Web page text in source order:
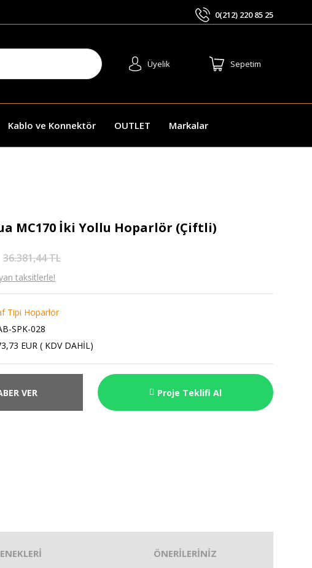
0(212) 220 85 25
Üyelik Sepetim
Kablo ve Konnektör OUTLET Markalar
MC170 İki Yollu Hoparlör (Çiftli)
36.381,44 TL
taksitlerle!
Tipi Hoparlör
SPK-028
EUR ( KDV DAHİL)
VER Proje Teklifi Al
ÖNERİLERİNİZ